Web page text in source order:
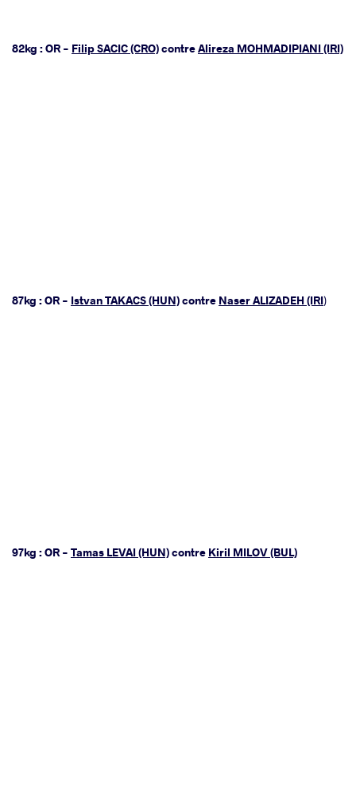
82kg : OR - Filip SACIC (CRO)contreAlireza MOHMADIPIANI (IRI)
87kg : OR - Istvan TAKACS (HUN)contre Naser ALIZADEH (IRI)
97kg : OR - Tamas LEVAI (HUN)contre Kiril MILOV (BUL)